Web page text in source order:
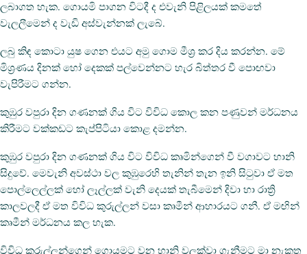
ලබාගත හැක. ගොයමි පාගන විටදී ද එවැනි පිළිලයක් කමතේ
වැලලීමෙන් ද වැඩි අස්වැන්නක් ලැබේ.
ලබු කිඳ කොටා යුෂ ගෙන එයට අමු ගොම මීශ්‍ර කර දිය කරන්න. මේ
මිශ්‍රණය දිනක් හෝ දෙකක් පල්වෙන්නට හැර බිත්තර වී පොඟවා
වැපිරීමට ගන්න.
කුඹුර වපුරා දින ගණනක් ගිය විට විවිධ කොල කන පණුවන් මර්ධනය
කිරීමට වක්කඩට කැප්පිටියා කොළ දමන්න.
කුඹුර වපුරා දින ගණනක් ගිය විට විවිධ කෘමින්ගෙන් වී වගාවට හානි
සිදුවේ. මෙවැනි අවස්ථා වල කුඹුරෙහි තැනින් තැන ඉනි සිටුවා ඒ මත
පොල්ලෙල්ලක් හෝ ලෑල්ලක් වැනි දෙයක් තැබීමෙන් දිවා හා රාත්‍රි
කාලවලදී ඒ මත විවිධ කුරුල්ලන් වසා කෘමීන් ආහාරයට ගනී. ඒ මඟින්
කෘමීන් මර්ධනය කල හැක.
විවිධ කුරුල්ලන්ගෙන් ගොයමට වන හානි වලක්වා ගැනීමට මා නැකත